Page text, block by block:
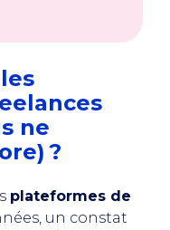
ne
?
plateformes de
un constat